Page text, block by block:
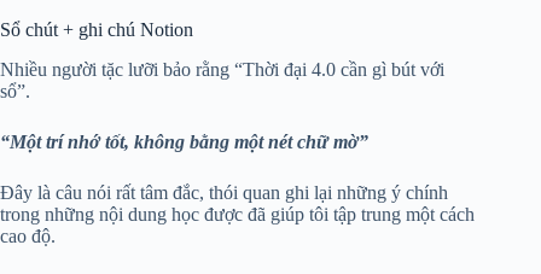
Sổ chút + ghi chú Notion
Nhiều người tặc lưỡi bảo rằng “Thời đại 4.0 cần gì bút với
sổ”.
“Một trí nhớ tốt, không bằng một nét chữ mờ”
Đây là câu nói rất tâm đắc, thói quan ghi lại những ý chính
trong những nội dung học được đã giúp tôi tập trung một cách
cao độ.